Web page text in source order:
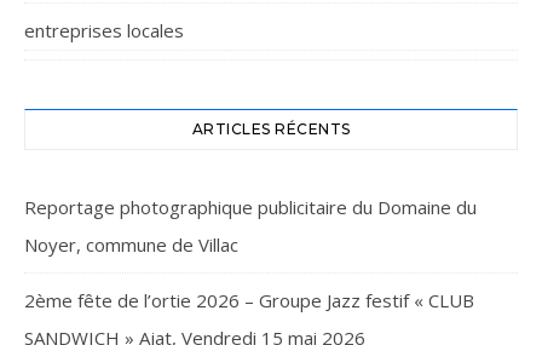
entreprises locales
ARTICLES RÉCENTS
Reportage photographique publicitaire du Domaine du
Noyer, commune de Villac
2ème fête de l’ortie 2026 – Groupe Jazz festif « CLUB
SANDWICH » Ajat, Vendredi 15 mai 2026